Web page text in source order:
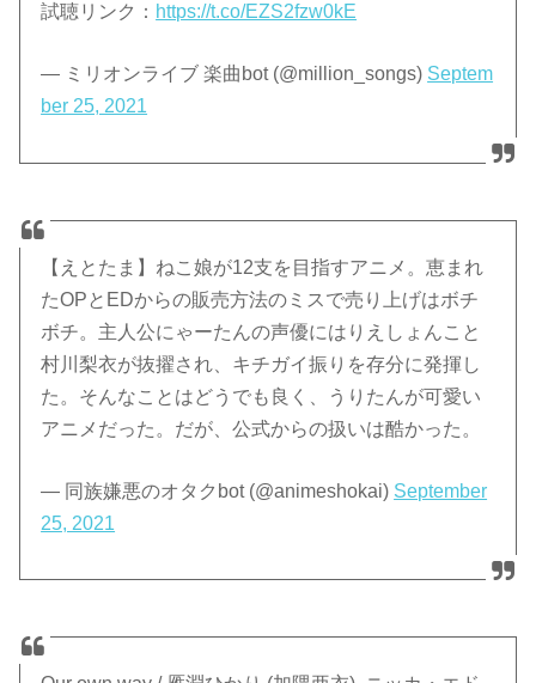
試聴リンク： https://t.co/EZS2fzw0kE
— ミリオンライブ 楽曲bot (@million_songs) Septem
ber 25, 2021
【えとたま】ねこ娘が12支を目指すアニメ。恵まれ
たOPとEDからの販売方法のミスで売り上げはボチ
ボチ。主人公にゃーたんの声優にはりえしょんこと
村川梨衣が抜擢され、キチガイ振りを存分に発揮し
た。そんなことはどうでも良く、うりたんが可愛い
アニメだった。だが、公式からの扱いは酷かった。
— 同族嫌悪のオタクbot (@animeshokai) September
25, 2021